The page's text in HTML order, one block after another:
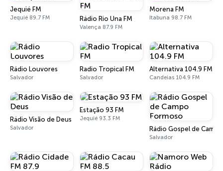
Jequié FM
Jequié 89.7 FM Rádio Rio Una FM
Valença 87.9 FM
Morena FM
Itabuna 98.7 FM
Rádio Louvores
Salvador
Radio Tropical FM
Salvador
Alternativa 104.9 FM
Candeias 104.9 FM
Rádio Visão de Deus
Salvador
Estação 93 FM
Jequié 93.3 FM
Rádio Gospel de
Salvador